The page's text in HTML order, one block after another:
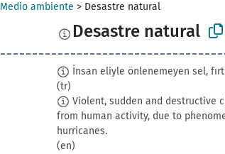
Medio ambiente > Desastre natural
Desastre natural
İnsan eliyle önlenemeyen sel,
(tr)
Violent, sudden and destructive
from human activity, due to
hurricanes.
(en)